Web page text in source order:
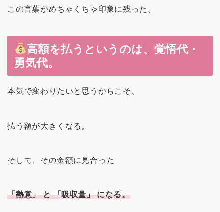
この言葉がめちゃくちゃ印象に残った。
高額を払うというのは、覚悟代・
勇気代。
本気で変わりたいと思うからこそ、
払う額が大きくなる。
そして、その金額に見合った
「熱意」 と 「吸収量」 になる。